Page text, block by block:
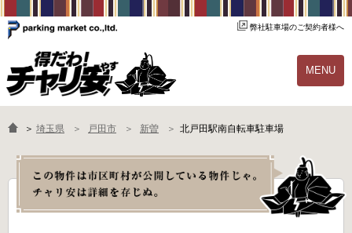
弊社駐車場のご契約者様へ
MENU
物件一覧 ご契約の流れ
よくあるご質問 駐輪場オーナー様へ
＞ 埼玉県 戸田市 新曽 北戸田駅南自転車駐車場